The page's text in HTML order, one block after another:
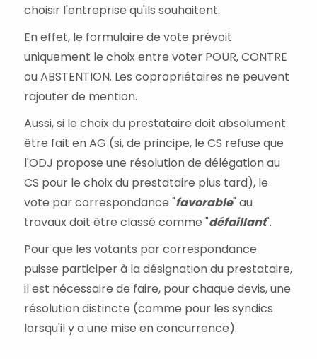
choisir l'entreprise qu'ils souhaitent.
En effet, le formulaire de vote prévoit
uniquement le choix entre voter POUR, CONTRE
ou ABSTENTION. Les copropriétaires ne peuvent
rajouter de mention.
Aussi, si le choix du prestataire doit absolument
être fait en AG (si, de principe, le CS refuse que
l'ODJ propose une résolution de délégation au
CS pour le choix du prestataire plus tard), le
vote par correspondance "favorable" au
travaux doit être classé comme "défaillant".
Pour que les votants par correspondance
puisse participer à la désignation du prestataire,
il est nécessaire de faire, pour chaque devis, une
résolution distincte (comme pour les syndics
lorsqu'il y a une mise en concurrence).